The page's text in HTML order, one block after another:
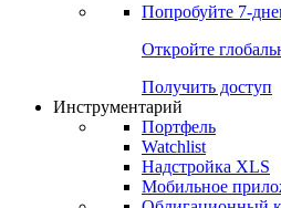
Попробуйте 7-
Откройте
Получить доступ
Инструментарий
Портфель
Watchlist
Надстройка XLS
Мобильное